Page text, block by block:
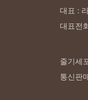
대표 :
대표전
줄기세
통신판